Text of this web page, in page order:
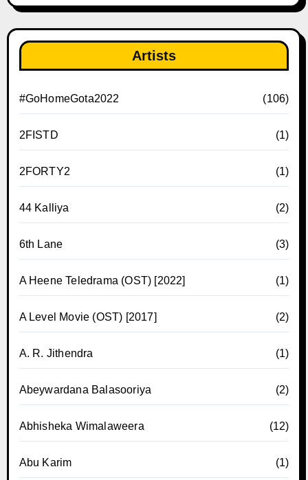
Artists
#GoHomeGota2022 (106)
2FISTD (1)
2FORTY2 (1)
44 Kalliya (2)
6th Lane (3)
A Heene Teledrama (OST) [2022] (1)
A Level Movie (OST) [2017] (2)
A. R. Jithendra (1)
Abeywardana Balasooriya (2)
Abhisheka Wimalaweera (12)
Abu Karim (1)